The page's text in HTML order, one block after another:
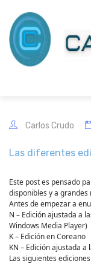
Carlos Crudo
Las diferentes
Este post es pensado
disponibles y a
Antes de empezar a
N – Edición ajustada a
Windows Media Player)
K – Edición en Coreano
KN – Edición ajustada
Las siguientes